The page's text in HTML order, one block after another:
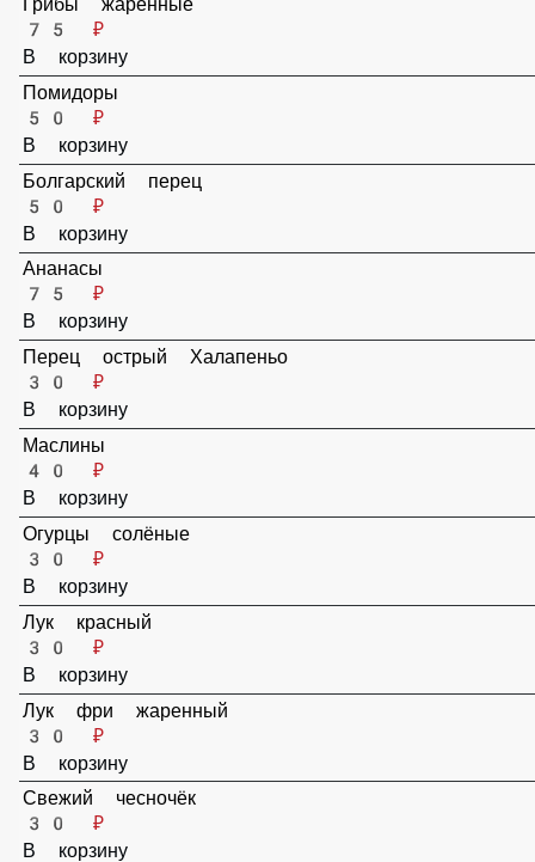
Охотничьи колбаски
100 ₽
В корзину
Грибы свежие
50 ₽
В корзину
Грибы жаренные
75 ₽
В корзину
Помидоры
50 ₽
В корзину
Болгарский перец
В корзину
Ананасы
75 ₽
В корзину
Перец острый Халапеньо
30 ₽
В корзину
Маслины
40 ₽
В корзину